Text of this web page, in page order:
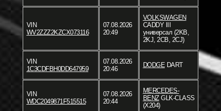
VIN
WV2ZZZ2KZCX073116
07.08.2026
20:49
VOLKSWAGEN
CADDY III
универсал (2KB,
2KJ, 2CB, 2CJ)
VIN
1C3CDFBH0DD647959
07.08.2026
20:46
DODGEDART
VIN
WDC2049871F515515
07.08.2026
20:44
MERCEDES-
BENZGLK-CLASS
(X204)